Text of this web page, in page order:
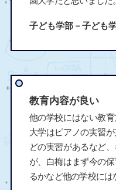
子ども学部－子ども
教育内容が良い
他の学校にはない教
大学はピアノの実習
どの実習があるなど
が、白梅はまず今の
るかなど他の学校には